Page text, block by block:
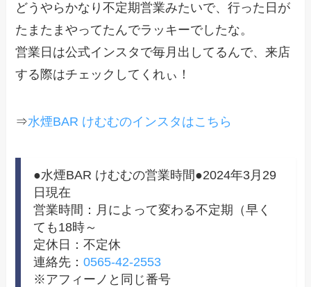
どうやらかなり不定期営業みたいで、行った日が
たまたまやってたんでラッキーでしたな。
営業日は公式インスタで毎月出してるんで、来店
する際はチェックしてくれぃ！
⇒水煙BAR けむむのインスタはこちら
●水煙BAR けむむの営業時間●2024年3月29
日現在
営業時間：月によって変わる不定期（早く
ても18時～
定休日：不定休
連絡先：0565-42-2553
※アフィーノと同じ番号